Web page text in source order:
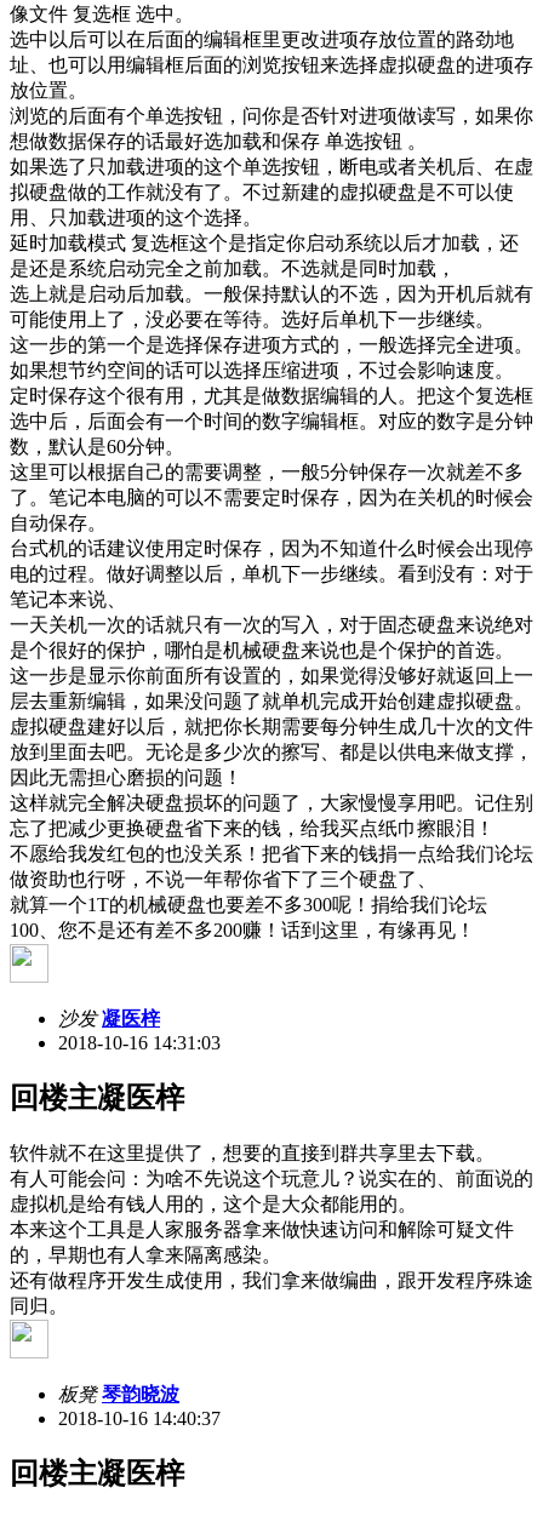
像文件 复选框 选中。
选中以后可以在后面的编辑框里更改进项存放位置的路劲地
址、也可以用编辑框后面的浏览按钮来选择虚拟硬盘的进项存
放位置。
浏览的后面有个单选按钮，问你是否针对进项做读写，如果你
想做数据保存的话最好选加载和保存 单选按钮 。
如果选了只加载进项的这个单选按钮，断电或者关机后、在虚
拟硬盘做的工作就没有了。不过新建的虚拟硬盘是不可以使
用、只加载进项的这个选择。
延时加载模式 复选框这个是指定你启动系统以后才加载，还
是还是系统启动完全之前加载。不选就是同时加载，
选上就是启动后加载。一般保持默认的不选，因为开机后就有
可能使用上了，没必要在等待。选好后单机下一步继续。
这一步的第一个是选择保存进项方式的，一般选择完全进项。
如果想节约空间的话可以选择压缩进项，不过会影响速度。
定时保存这个很有用，尤其是做数据编辑的人。把这个复选框
选中后，后面会有一个时间的数字编辑框。对应的数字是分钟
数，默认是60分钟。
这里可以根据自己的需要调整，一般5分钟保存一次就差不多
了。笔记本电脑的可以不需要定时保存，因为在关机的时候会
自动保存。
台式机的话建议使用定时保存，因为不知道什么时候会出现停
电的过程。做好调整以后，单机下一步继续。看到没有：对于
笔记本来说、
一天关机一次的话就只有一次的写入，对于固态硬盘来说绝对
是个很好的保护，哪怕是机械硬盘来说也是个保护的首选。
这一步是显示你前面所有设置的，如果觉得没够好就返回上一
层去重新编辑，如果没问题了就单机完成开始创建虚拟硬盘。
虚拟硬盘建好以后，就把你长期需要每分钟生成几十次的文件
放到里面去吧。无论是多少次的擦写、都是以供电来做支撑，
因此无需担心磨损的问题！
这样就完全解决硬盘损坏的问题了，大家慢慢享用吧。记住别
忘了把减少更换硬盘省下来的钱，给我买点纸巾擦眼泪！
不愿给我发红包的也没关系！把省下来的钱捐一点给我们论坛
做资助也行呀，不说一年帮你省下了三个硬盘了、
就算一个1T的机械硬盘也要差不多300呢！捐给我们论坛
100、您不是还有差不多200赚！话到这里，有缘再见！
沙发 凝医梓
2018-10-16 14:31:03
回楼主凝医梓
软件就不在这里提供了，想要的直接到群共享里去下载。
有人可能会问：为啥不先说这个玩意儿？说实在的、前面说的
虚拟机是给有钱人用的，这个是大众都能用的。
本来这个工具是人家服务器拿来做快速访问和解除可疑文件
的，早期也有人拿来隔离感染。
还有做程序开发生成使用，我们拿来做编曲，跟开发程序殊途
同归。
板凳 琴韵晓波
2018-10-16 14:40:37
回楼主凝医梓